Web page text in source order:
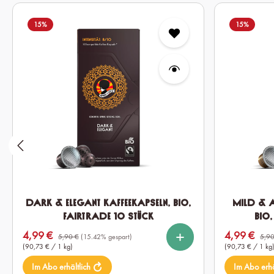
Produktgalerie überspringen
15%
Dark & Elegant Kaffeekapseln, Bio,
Fairtrade 10 Stück
Kapselmengeauswählen
10 60 120
(90,73 € / 1 kg)
Verkaufspreis:
4,99 € 5,90 € (15.42% gespart)
Im Abo erhältlich
15%
Mild &
10
(90,73 € / 1 kg)
Verkaufspreis:
4,99 €
Im Abo